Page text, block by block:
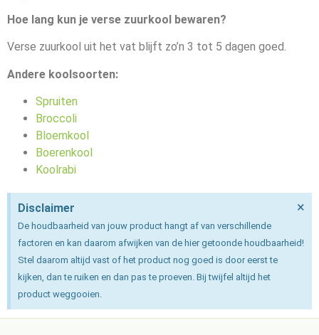
Hoe lang kun je verse zuurkool bewaren?
Verse zuurkool uit het vat blijft zo’n 3 tot 5 dagen goed.
Andere koolsoorten:
Spruiten
Broccoli
Bloemkool
Boerenkool
Koolrabi
Disclaimer
De houdbaarheid van jouw product hangt af van verschillende
factoren en kan daarom afwijken van de hier getoonde houdbaarheid!
Stel daarom altijd vast of het product nog goed is door eerst te
kijken, dan te ruiken en dan pas te proeven. Bij twijfel altijd het
product weggooien.
×